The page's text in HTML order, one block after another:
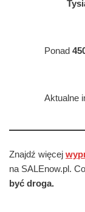
Ponad
Aktualne
Znajdź więcej
na SALEnow.pl.
być droga.